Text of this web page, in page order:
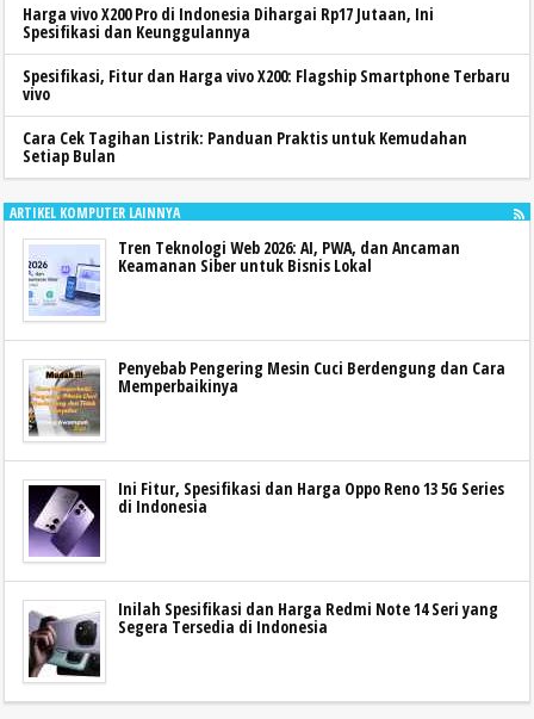
Harga vivo X200 Pro di Indonesia Dihargai Rp17 Jutaan, Ini
Spesifikasi dan Keunggulannya
Spesifikasi, Fitur dan Harga vivo X200: Flagship Smartphone Terbaru
vivo
Cara Cek Tagihan Listrik: Panduan Praktis untuk Kemudahan
Setiap Bulan
ARTIKEL KOMPUTER LAINNYA
Tren Teknologi Web 2026: AI, PWA, dan Ancaman
Keamanan Siber untuk Bisnis Lokal
Penyebab Pengering Mesin Cuci Berdengung dan Cara
Memperbaikinya
Ini Fitur, Spesifikasi dan Harga Oppo Reno 13 5G Series
di Indonesia
Inilah Spesifikasi dan Harga Redmi Note 14 Seri yang
Segera Tersedia di Indonesia